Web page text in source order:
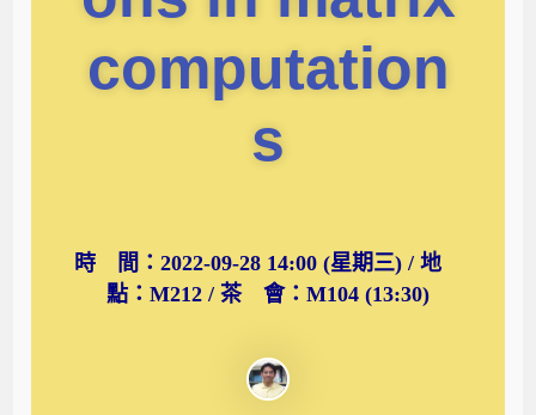
computation
s
時 間：2022-09-28 14:00 (星期三) / 地
點：M212 / 茶 會：M104 (13:30)